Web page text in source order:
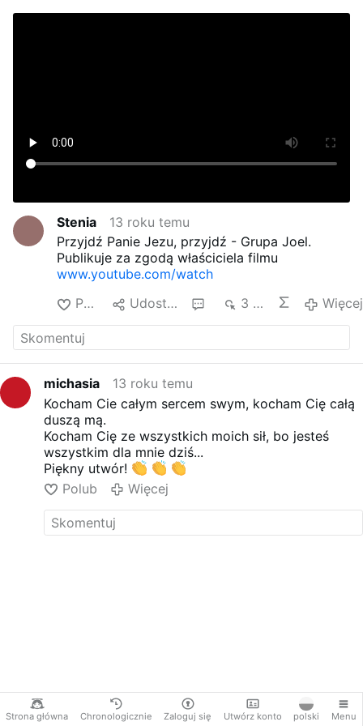
Strona główna Chronologicznie Zaloguj się Utwórz konto polski Menu
Stenia
13 roku temu
Przyjdź Panie Jezu, przyjdź - Grupa Joel.
Publikuje za zgodą właściciela filmu
www.youtube.com/watch
Polub
Udostępnij 3 tys. Więcej
michasia
13 roku temu
Kocham Cie całym sercem swym, kocham Cię całą
duszą mą.
Kocham Cię ze wszystkich moich sił, bo jesteś
wszystkim dla mnie dziś...
Piękny utwór!
Polub
Więcej